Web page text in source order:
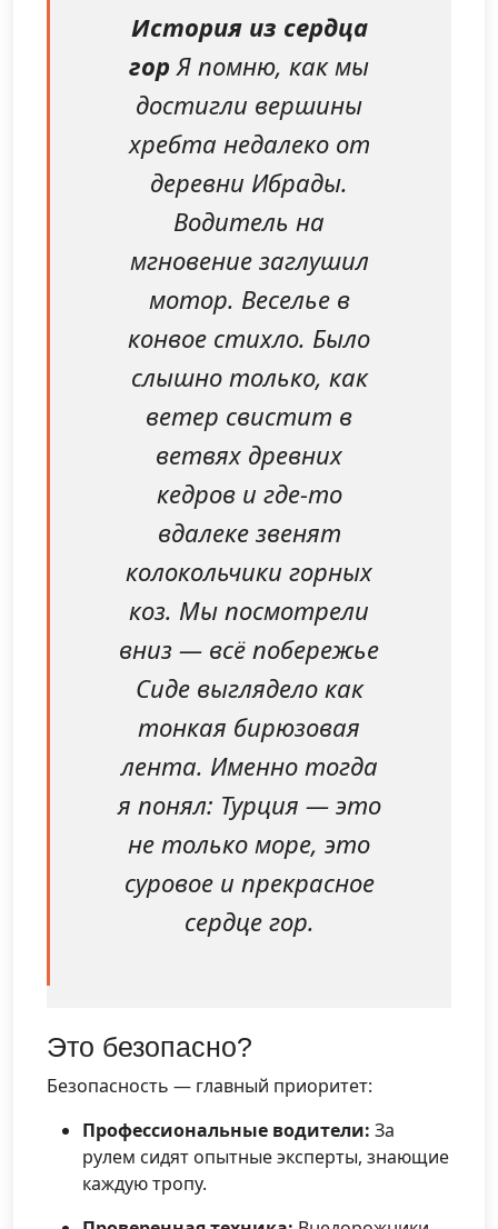
История из сердца
гор Я помню, как мы
достигли вершины
хребта недалеко от
деревни Ибрады.
Водитель на
мгновение заглушил
мотор. Веселье в
конвое стихло. Было
слышно только, как
ветер свистит в
ветвях древних
кедров и где-то
вдалеке звенят
колокольчики горных
коз. Мы посмотрели
вниз — всё побережье
Сиде выглядело как
тонкая бирюзовая
лента. Именно тогда
я понял: Турция — это
не только море, это
суровое и прекрасное
сердце гор.
Это безопасно?
Безопасность — главный приоритет:
Профессиональные водители: За
рулем сидят опытные эксперты, знающие
каждую тропу.